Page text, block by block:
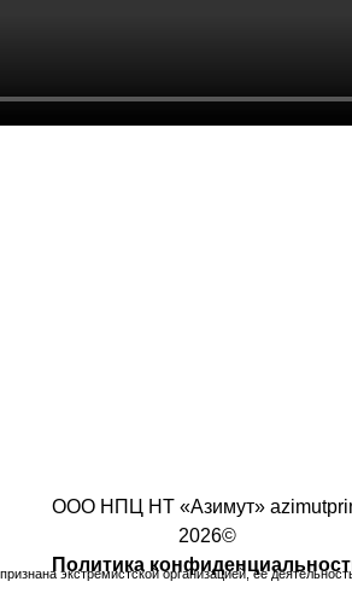
ООО НПЦ НТ «Азимут»
2026©
Политика
экстремистской организацией, ее